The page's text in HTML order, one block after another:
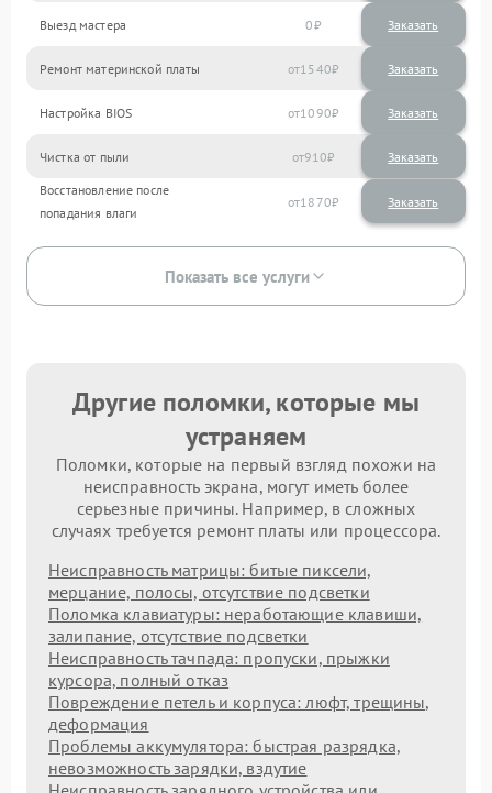
Выезд мастера 0 Заказать
Ремонт материнской платы 1540
Настройка BIOS 1090
Чистка от пыли 910
Восстановление после
попадания влаги
1870
Показать все услуги
Другие поломки, которые мы
устраняем
Поломки, которые на первый взгляд похожи на
неисправность экрана, могут иметь более
серьезные причины. Например, в сложных
случаях требуется ремонт платы или процессора.
Неисправность матрицы: битые пиксели,
мерцание, полосы, отсутствие подсветки
Поломка клавиатуры: неработающие клавиши,
залипание, отсутствие подсветки
Неисправность тачпада: пропуски, прыжки
курсора, полный отказ
Повреждение петель и корпуса: люфт, трещины,
деформация
Проблемы аккумулятора: быстрая разрядка,
невозможность зарядки, вздутие